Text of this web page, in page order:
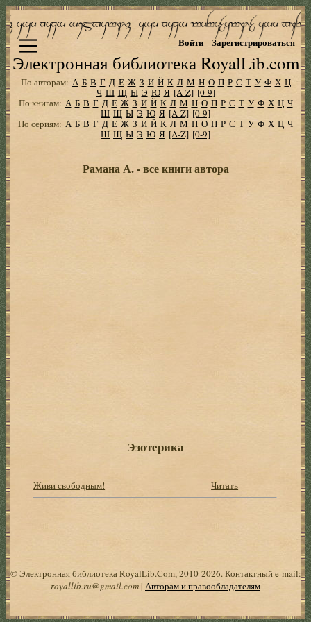
Электронная библиотека RoyalLib.com
Войти Зарегистрироваться
По авторам: А Б В Г Д Е Ж З И Й К Л М Н О П Р С Т У Ф Х Ц
Ч Ш Щ Ы Э Ю Я [A-Z] [0-9]
По книгам: А Б В Г Д Е Ж З И Й К Л М Н О П Р С Т У Ф Х Ц Ч
Ш Щ Ы Э Ю Я [A-Z] [0-9]
По сериям: А Б В Г Д Е Ж З И Й К Л М Н О П Р С Т У Ф Х Ц Ч
Ш Щ Ы Э Ю Я [A-Z] [0-9]
Рамана А. - все книги автора
Эзотерика
Живи свободным! Читать
© Электронная библиотека RoyalLib.Com, 2010-2026. Контактный e-mail:
royallib.ru@gmail.com| Авторам и правообладателям